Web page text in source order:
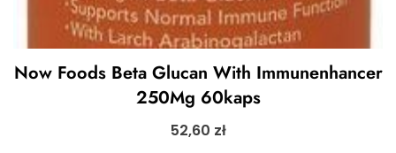
Now Foods Beta Glucan With Immunenhancer
250Mg 60kaps
52,60 zł